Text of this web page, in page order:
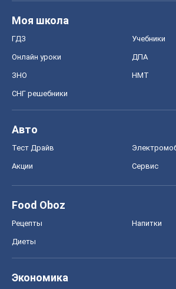
Моя школа
ГДЗ Учебники
Онлайн уроки ДПА
ЗНО НМТ
СНГ решебники
Авто
Тест Драйв
Акции Сервис
Food Oboz
Рецепты Напитки
Диеты
Экономика